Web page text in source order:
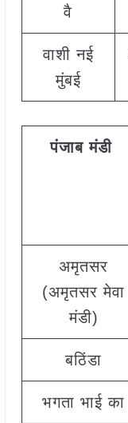
वै
वाशी नई
मुंबई
पंजाब मंडी
अमृतसर
(अमृतसर मेवा
मंडी)
बठिंडा
भगता भाई का